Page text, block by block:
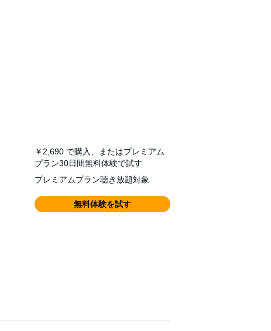
￥2,690 で購入、またはプレミアム
プラン30日間無料体験で試す
プレミアムプラン聴き放題対象
無料体験を試す